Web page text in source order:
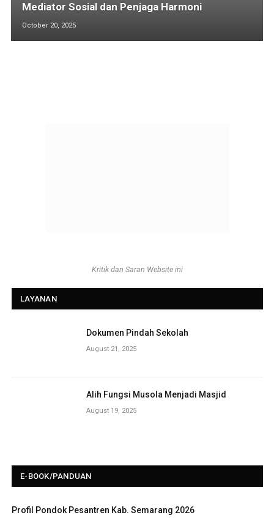
Mediator Sosial dan Penjaga Harmoni
October 20, 2025
Kritik dan Saran Website ini
LAYANAN
Dokumen Pindah Sekolah
August 21, 2025
Alih Fungsi Musola Menjadi Masjid
August 19, 2025
E-BOOK/PANDUAN
Profil Pondok Pesantren Kab. Semarang 2026